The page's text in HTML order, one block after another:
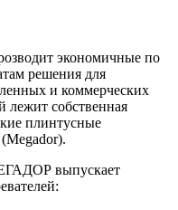
экономичные по
решения для
и коммерческих
собственная
плинтусные
выпускает